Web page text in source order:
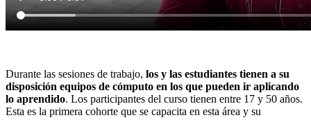
Durante las sesiones de trabajo, los y las estudiantes tienen a su
disposición equipos de cómputo en los que pueden ir aplicando
lo aprendido. Los participantes del curso tienen entre 17 y 50 años.
Esta es la primera cohorte que se capacita en esta área y su